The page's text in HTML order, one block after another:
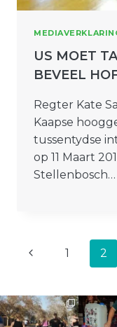
US MOET
BEVEEL
Regter Kate
Kaapse
tussentydse
op 11 Maart
Stellenbosch…
PAGE
Previous
1 2